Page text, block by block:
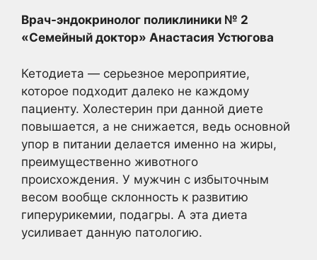
Врач-эндокринолог поликлиники № 2
«Семейный доктор» Анастасия Устюгова
Кетодиета — серьезное мероприятие,
которое подходит далеко не каждому
пациенту. Холестерин при данной диете
повышается, а не снижается, ведь основной
упор в питании делается именно на жиры,
преимущественно животного
происхождения. У мужчин с избыточным
весом вообще склонность к развитию
гиперурикемии, подагры. А эта диета
усиливает данную патологию.